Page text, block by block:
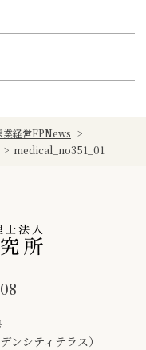
業経営FPNews >
> medical_no351_01
ンシティテラス）